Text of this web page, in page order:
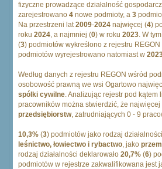
fizyczne prowadzące działalność
zarejestrowano 4 nowe podmioty, a 3
Na przestrzeni lat2009-2024 najwięcej (4)
roku 2024, a najmniej (0) w roku 2023. W
(3) podmiotów wykreślono z rejestru REGON
podmiotów wyrejestrowano natomiast w
Według danych z rejestru REGON wśród
osobowość prawną we wsi Ogartowo
spólki cywilne. Analizując rejestr pod kątem
pracowników można stwierdzić, że najwięcej
przedsiębiorstw, zatrudniających 0 - 9
10,3% (3) podmiotów jako rodzaj
leśnictwo, łowiectwo i rybactwo, jako
rodzaj działalności deklarowało 20,7% (6)
podmiotów w rejestrze zakwalifikowana jest